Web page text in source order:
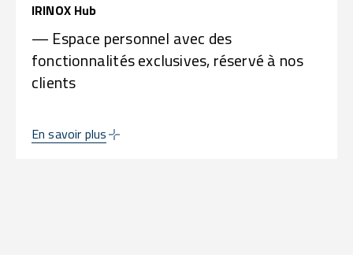
IRINOX Hub
— Espace personnel avec des
fonctionnalités exclusives, réservé à nos
clients
En savoir plus